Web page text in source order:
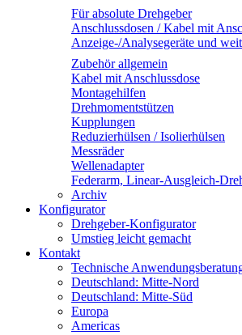
Für absolute Drehgeber
Anschlussdosen / Kabel mit
Anzeige-/Analysegeräte und
Zubehör allgemein
Kabel mit Anschlussdose
Montagehilfen
Drehmomentstützen
Kupplungen
Reduzierhülsen / Isolierhülsen
Messräder
Wellenadapter
Federarm, Linear-Ausgleich-
Archiv
Konfigurator
Drehgeber-Konfigurator
Umstieg leicht gemacht
Kontakt
Technische
Deutschland: Mitte-Nord
Deutschland: Mitte-Süd
Europa
Americas